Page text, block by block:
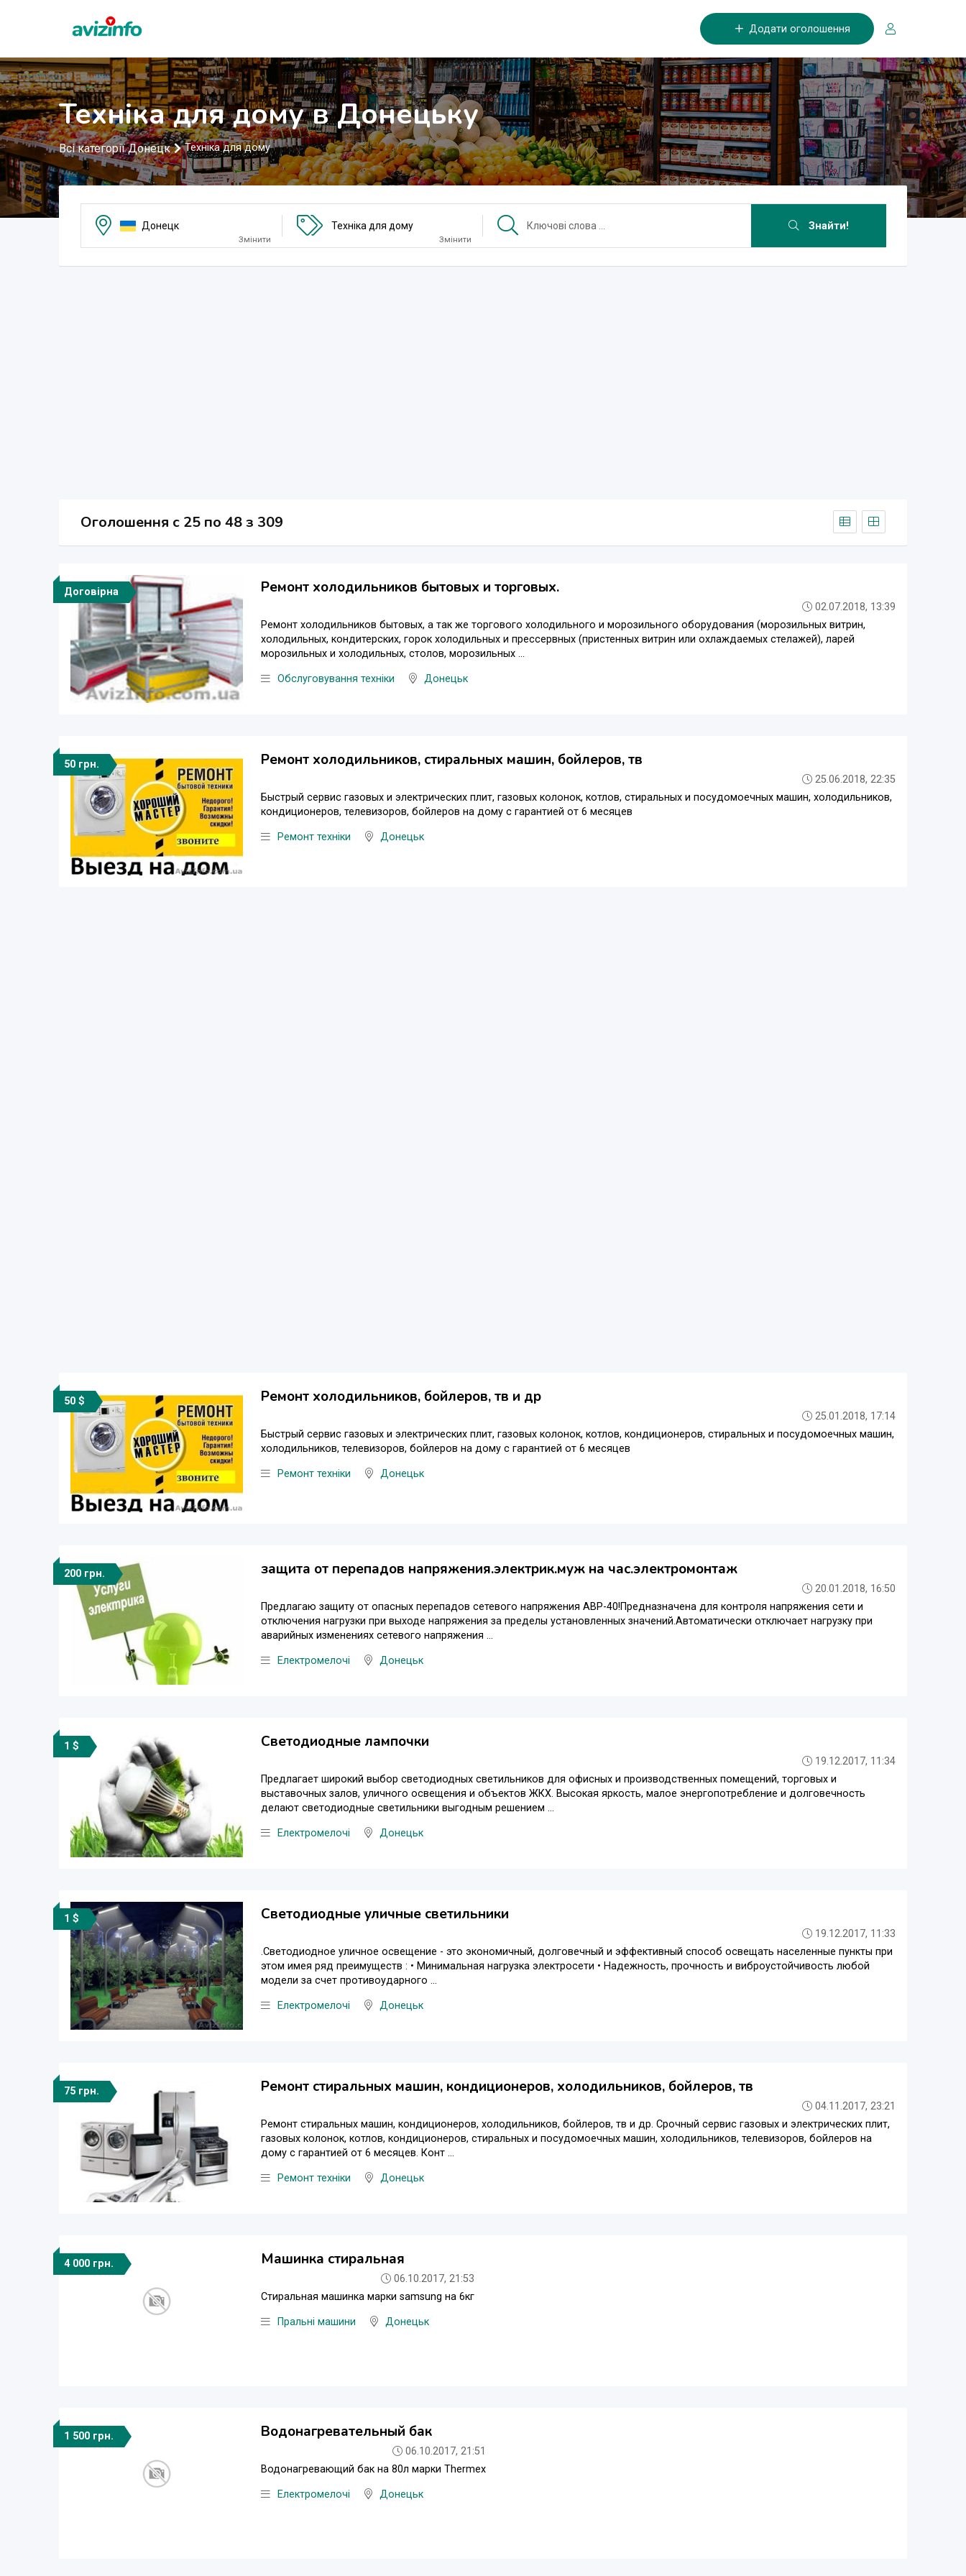
Додати оголошення
Техніка для дому в Донецьку
Всі категорії Донецк Техніка для дому
Донецк
Змінити
Техніка для дому
Змінити
Знайти!
Оголошення c 25 по 48 з 309
Договірна Ремонт холодильников бытовых и торговых.
02.07.2018, 13:39
Ремонт холодильников бытовых, а так же торгового холодильного и морозильного оборудования (морозильных витрин,
холодильных, кондитерских, горок холодильных и прессервных (пристенных витрин или охлаждаемых стелажей), ларей
морозильных и холодильных, столов, морозильных ...
Обслуговування техніки Донецьк
50 грн. Ремонт холодильников, стиральных машин, бойлеров, тв
25.06.2018, 22:35
Быстрый сервис газовых и электрических плит, газовых колонок, котлов, стиральных и посудомоечных машин, холодильников,
кондиционеров, телевизоров, бойлеров на дому с гарантией от 6 месяцев
Ремонт техніки Донецьк
50 $ Ремонт холодильников, бойлеров, тв и др
25.01.2018, 17:14
Быстрый сервис газовых и электрических плит, газовых колонок, котлов, кондиционеров, стиральных и посудомоечных машин,
холодильников, телевизоров, бойлеров на дому с гарантией от 6 месяцев
Ремонт техніки Донецьк
200 грн. защита от перепадов напряжения.электрик.муж на час.электромонтаж
20.01.2018, 16:50
Предлагаю защиту от опасных перепадов сетевого напряжения АВР-40!Предназначенa для контроля напряжения сети и
отключения нагрузки при выходе напряжения за пределы установленных значений.Автоматически отключает нагрузку при
аварийных изменениях сетевого напряжения ...
Електромелочі Донецьк
1 $ Светодиодные лампочки
19.12.2017, 11:34
Предлагает широкий выбор светодиодных светильников для офисных и производственных помещений, торговых и
выставочных залов, уличного освещения и объектов ЖКХ. Высокая яркость, малое энергопотребление и долговечность
делают светодиодные светильники выгодным решением ...
Електромелочі Донецьк
1 $ Светодиодные уличные светильники
19.12.2017, 11:33
.Светодиодное уличное освещение - это экономичный, долговечный и эффективный способ освещать населенные пункты при
этом имея ряд преимуществ : • Минимальная нагрузка электросети • Надежность, прочность и виброустойчивость любой
модели за счет противоударного ...
Електромелочі Донецьк
75 грн. Ремонт стиральных машин, кондиционеров, холодильников, бойлеров, тв
04.11.2017, 23:21
Ремонт стиральных машин, кондиционеров, холодильников, бойлеров, тв и др. Срочный сервис газовых и электрических плит,
газовых колонок, котлов, кондиционеров, стиральных и посудомоечных машин, холодильников, телевизоров, бойлеров на
дому с гарантией от 6 месяцев. Конт ...
Ремонт техніки Донецьк
4 000 грн. Машинка стиральная
06.10.2017, 21:53
Стиральная машинка марки samsung на 6кг
Пральні машини Донецьк
1 500 грн. Водонагревательный бак
06.10.2017, 21:51
Водонагревающий бак на 80л марки Thermex
Електромелочі Донецьк